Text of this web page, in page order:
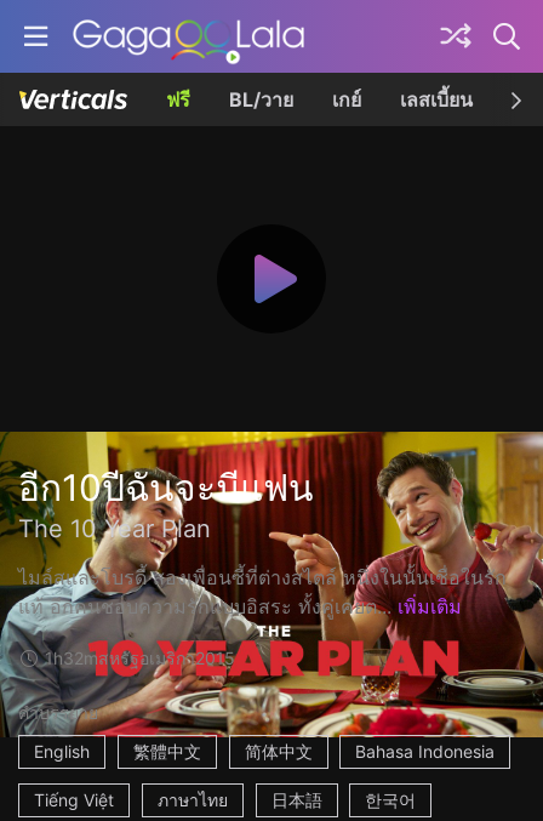
ฟรี BL/วาย เกย์ เลสเบี้ยน เค
อีก10ปีฉันจะมีแฟน
The 10 Year Plan
ไมล์สและโบรดี้ สองเพื่อนซี้ที่ต่างสไตล์ หนึ่งในนั้นเชื่อในรัก
แท้ อีกคนชอบความรักแบบอิสระ ทั้งคู่เคยต... เพิ่มเติม
1h32mสหรัฐอเมริกา2015
คำบรรยาย
English
繁體中文 简体中文 Bahasa Indonesia
Tiếng Việt ภาษาไทย 日本語 한국어